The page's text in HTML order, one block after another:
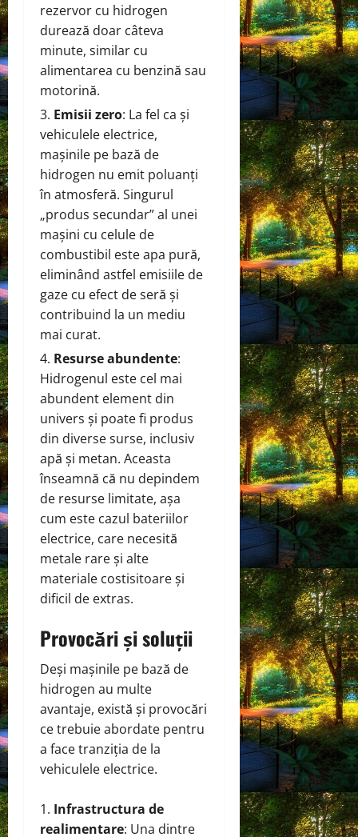
rezervor cu hidrogen
durează doar câteva
minute, similar cu
alimentarea cu benzină sau
motorină.
Emisii zero: La fel ca și
vehiculele electrice,
mașinile pe bază de
hidrogen nu emit poluanți
în atmosferă. Singurul
„produs secundar” al unei
mașini cu celule de
combustibil este apa pură,
eliminând astfel emisiile de
gaze cu efect de seră și
contribuind la un mediu
mai curat.
Resurse abundente:
Hidrogenul este cel mai
abundent element din
univers și poate fi produs
din diverse surse, inclusiv
apă și metan. Aceasta
înseamnă că nu depindem
de resurse limitate, așa
cum este cazul bateriilor
electrice, care necesită
metale rare și alte
materiale costisitoare și
dificil de extras.
Provocări și soluții
Deși mașinile pe bază de
hidrogen au multe
avantaje, există și provocări
ce trebuie abordate pentru
a face tranziția de la
vehiculele electrice.
Infrastructura de
realimentare: Una dintre